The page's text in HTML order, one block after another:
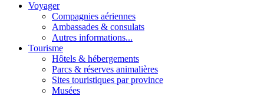
Voyager
Compagnies aériennes
Ambassades & consulats
Autres informations...
Tourisme
Hôtels & hébergements
Parcs & réserves animalières
Sites touristiques par province
Musées